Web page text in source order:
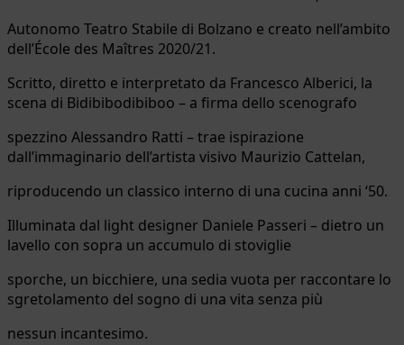
Autonomo Teatro Stabile di Bolzano e creato nell’ambito
dell’École des Maîtres 2020/21.
Scritto, diretto e interpretato da Francesco Alberici, la
scena di Bidibibodibiboo – a firma dello scenografo
spezzino Alessandro Ratti – trae ispirazione
dall’immaginario dell’artista visivo Maurizio Cattelan,
riproducendo un classico interno di una cucina anni ‘50.
Illuminata dal light designer Daniele Passeri – dietro un
lavello con sopra un accumulo di stoviglie
sporche, un bicchiere, una sedia vuota per raccontare lo
sgretolamento del sogno di una vita senza più
nessun incantesimo.